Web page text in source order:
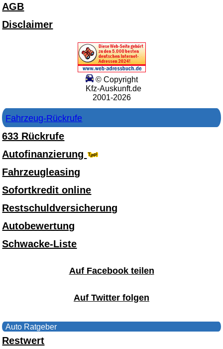
AGB
Disclaimer
© Copyright
Kfz-Auskunft.de
2001-2026
Fahrzeug-Rückrufe
633 Rückrufe
Autofinanzierung
Fahrzeugleasing
Sofortkredit online
Restschuldversicherung
Autobewertung
Schwacke-Liste
Auf Facebook teilen
Auf Twitter folgen
Auto Ratgeber
Restwert